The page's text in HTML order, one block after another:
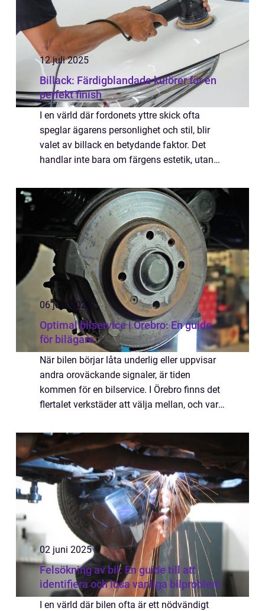
12 juli 2025
Billack: Färdigblandade kulörer för en
perfekt finish
I en värld där fordonets yttre skick ofta
speglar ägarens personlighet och stil, blir
valet av billack en betydande faktor. Det
handlar inte bara om färgens estetik, utan
tand. ...
06 juni 2025
Optimal bilservice i Örebro: En guide
för bilägare
När bilen börjar låta underlig eller uppvisar
andra oroväckande signaler, är tiden
kommen för en bilservice. I Örebro finns det
flertalet verkstäder att välja mellan, och varje
02 juni 2025
Felsökning av bil: En guide till att
identifiera och lösa vanliga bilproblem
I en värld där bilen ofta är ett nödvändigt